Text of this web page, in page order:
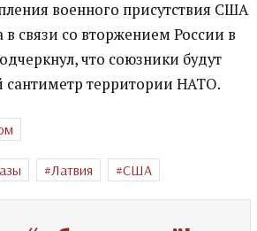
военного присутствия США
в связи со вторжением России в
что союзники будут
территории НАТО.
Латвия США